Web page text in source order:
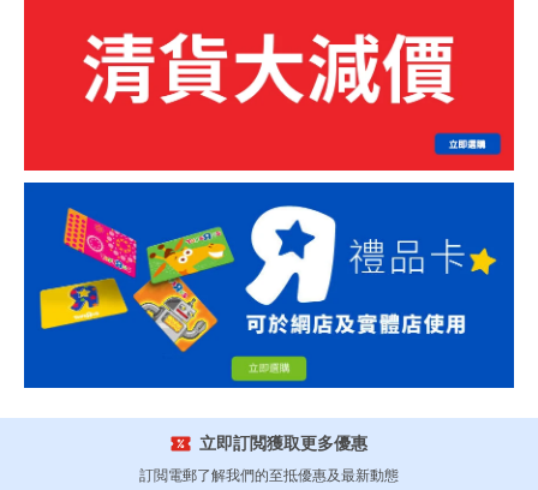
立即訂閲獲取更多優惠
訂閲電郵了解我們的至抵優惠及最新動態